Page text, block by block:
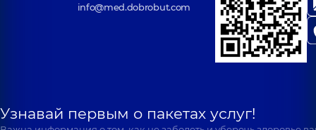
info@med.dobrobut.com
Узнавай первым о пакетах услуг!